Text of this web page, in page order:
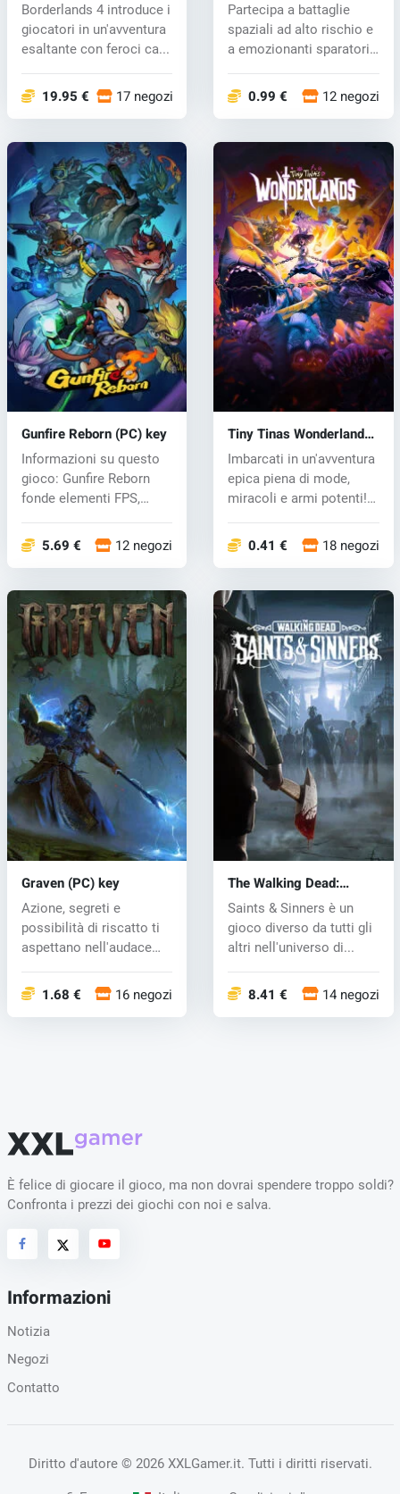
Borderlands 4 introduce i
giocatori in un'avventura
esaltante con feroci ca...
19.95 € 17 negozi
Partecipa a battaglie
spaziali ad alto rischio e
a emozionanti sparatorie
0.99 € 12 negozi
Gunfire Reborn (PC) key
Informazioni su questo
gioco: Gunfire Reborn
fonde elementi FPS,
5.69 € 12 negozi
Tiny Tinas Wonderlands
(PC) key
Imbarcati in un'avventura
epica piena di mode,
miracoli e armi potenti!
0.41 € 18 negozi
Graven (PC) key
Azione, segreti e
possibilità di riscatto ti
aspettano nell'audace
1.68 € 16 negozi
The Walking Dead:
Saints & Sinners (PC)
key
Saints & Sinners è un
gioco diverso da tutti gli
altri nell'universo di...
8.41 € 14 negozi
È felice di giocare il gioco, ma non dovrai spendere troppo soldi?
Confronta i prezzi dei giochi con noi e salva.
Informazioni
Notizia
Negozi
Contatto
Diritto d'autore © 2026 XXLGamer.it. Tutti i diritti riservati.